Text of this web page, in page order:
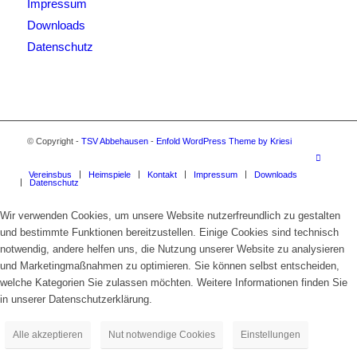
Impressum
Downloads
Datenschutz
© Copyright - TSV Abbehausen- Enfold WordPress Theme by Kriesi
Vereinsbus Heimspiele Kontakt Impressum
Downloads
Datenschutz
Wir verwenden Cookies, um unsere Website nutzerfreundlich zu gestalten
und bestimmte Funktionen bereitzustellen. Einige Cookies sind technisch
notwendig, andere helfen uns, die Nutzung unserer Website zu analysieren
und Marketingmaßnahmen zu optimieren. Sie können selbst entscheiden,
welche Kategorien Sie zulassen möchten. Weitere Informationen finden Sie
in unserer Datenschutzerklärung.
Alle akzeptieren Nut notwendige Cookies Einstellungen